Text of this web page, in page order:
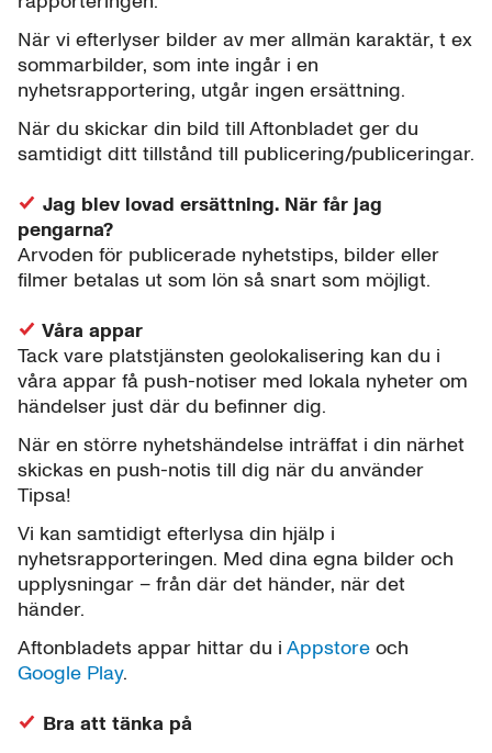
När vi efterlyser bilder av mer allmän karaktär, t ex
sommarbilder, som inte ingår i en
nyhetsrapportering, utgår ingen ersättning.
När du skickar din bild till Aftonbladet ger du
samtidigt ditt tillstånd till publicering/publiceringar.
Jag blev lovad ersättning. När får jag
pengarna?
Arvoden för publicerade nyhetstips, bilder eller
filmer betalas ut som lön så snart som möjligt.
Våra appar
Tack vare platstjänsten geolokalisering kan du i
våra appar få push-notiser med lokala nyheter om
händelser just där du befinner dig.
När en större nyhetshändelse inträffat i din närhet
skickas en push-notis till dig när du använder
Tipsa!
Vi kan samtidigt efterlysa din hjälp i
nyhetsrapporteringen. Med dina egna bilder och
upplysningar – från där det händer, när det
händer.
Aftonbladets appar hittar du i Appstore och
Google Play.
Bra att tänka på